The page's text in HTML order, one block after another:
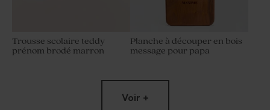
Trousse scolaire teddy
prénom brodé marron
Planche à découper en bois
message pour papa
Voir +